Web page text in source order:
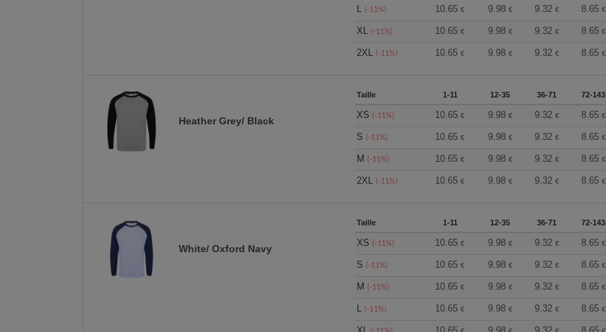
L(-11%) 10.65€ 9.98 € 9.32 € 8.65 €
XL(-11%) 10.65€ 9.98 € 9.32 € 8.65 €
2XL(-11%) 10.65€ 9.98 € 9.32 € 8.65 €
Heather Grey/ Black
Taille 1-11 12-35 36-71 72-143
XS(-11%) 10.65€ 9.98 € 9.32 € 8.65 €
S(-11%) 10.65€ 9.98 € 9.32 € 8.65 €
M(-11%) 10.65€ 9.98 € 9.32 € 8.65 €
2XL(-11%) 10.65€ 9.98 € 9.32 € 8.65 €
White/ Oxford Navy
Taille 1-11 12-35 36-71 72-143
XS(-11%) 10.65€ 9.98 € 9.32 € 8.65 €
S(-11%) 10.65€ 9.98 € 9.32 € 8.65 €
M(-11%) 10.65€ 9.98 € 9.32 € 8.65 €
L(-11%) 10.65€ 9.98 € 9.32 € 8.65 €